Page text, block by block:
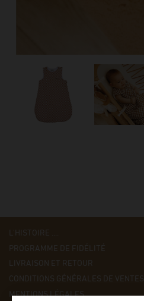
L'HISTOIRE ....
PROGRAMME DE FIDÉLITÉ
LIVRAISON ET RETOUR
CONDITIONS GÉNÉRALES DE VENTES
MENTIONS LÉGALES